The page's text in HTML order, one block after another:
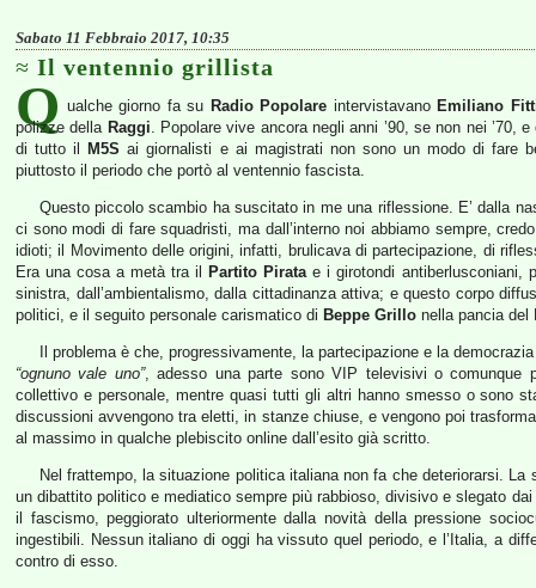
Sabato 11 Febbraio 2017, 10:35
Il ventennio grillista
Q ualche giorno fa su Radio Popolare intervistavano Emiliano
polizze della Raggi. Popolare vive ancora negli anni ’90, se non nei
di tutto il
M5S ai giornalisti e ai magistrati non sono un modo di fare
piuttosto il periodo che portò al ventennio fascista.
Questo piccolo scambio ha suscitato in me una riflessione. E’ dalla
ci sono modi di fare squadristi, ma dall’interno noi abbiamo sempre,
idioti; il Movimento delle origini, infatti, brulicava di partecipazione, di
Era una cosa a metà tra il
Partito Piratae i girotondi antiberlusconiani,
sinistra, dall’ambientalismo, dalla cittadinanza attiva; e questo corpo
politici, e il seguito personale carismatico di Beppe Grillo nella pancia del
Il problema è che, progressivamente, la partecipazione e la
“ognuno vale uno”, adesso una parte sono VIP televisivi o comunque
collettivo e personale, mentre quasi tutti gli altri hanno smesso o sono
discussioni avvengono tra eletti, in stanze chiuse, e vengono poi
al massimo in qualche plebiscito online dall’esito già scritto.
Nel frattempo, la situazione politica italiana non fa che deteriorarsi.
un dibattito politico e mediatico sempre più rabbioso, divisivo e slegato
il fascismo, peggiorato ulteriormente dalla novità della pressione
ingestibili. Nessun italiano di oggi ha vissuto quel periodo, e l’Italia, a
contro di esso.